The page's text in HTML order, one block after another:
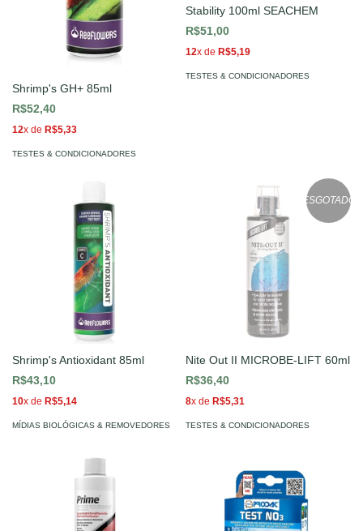
Shrimp's GH+ 85ml
R$52,40
12x de R$5,33
TESTES & CONDICIONADORES
Stability 100ml SEACHEM
R$51,00
12x de R$5,19
TESTES & CONDICIONADORES
Shrimp's Antioxidant 85ml
R$43,10
10x de R$5,14
MÍDIAS BIOLÓGICAS & REMOVEDORES
ESGOTADO
Nite Out II MICROBE-LIFT 60ml
R$36,40
8x de R$5,31
TESTES & CONDICIONADORES